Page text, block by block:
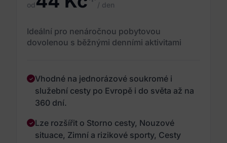
od / den
Ideální pro nenáročnou pobytovou
dovolenou s běžnými denními aktivitami
Vhodné na jednorázové soukromé i
služební cesty po Evropě i do světa až na
360 dní.
Lze rozšířit o Storno cesty, Nouzové
situace, Zimní a rizikové sporty, Cesty